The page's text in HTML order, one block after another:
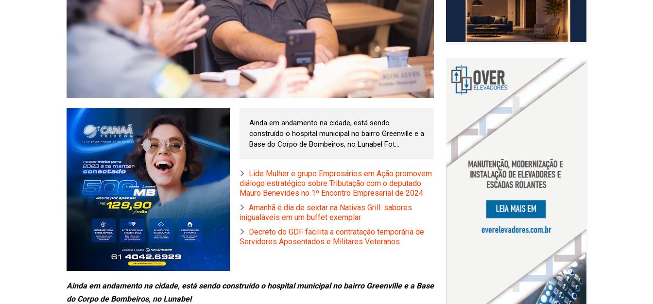
Ainda em andamento na cidade, está sendo
construído o hospital municipal no bairro Greenville e a
Base do Corpo de Bombeiros, no Lunabel Fot...
Lide Mulher e grupo Empresários em Ação promovem
diálogo estratégico sobre Tributação com o deputado
Mauro Benevides no 1º Encontro Empresarial de 2024
Amanhã é dia de sextar na Nativas Grill: sabores
inigualáveis em um buffet exemplar
Decreto do GDF facilita a contratação temporária de
Servidores Aposentados e Militares Veteranos
Ainda em andamento na cidade, está sendo construído o hospital municipal no bairro Greenville e a Base
do Corpo de Bombeiros, no Lunabel